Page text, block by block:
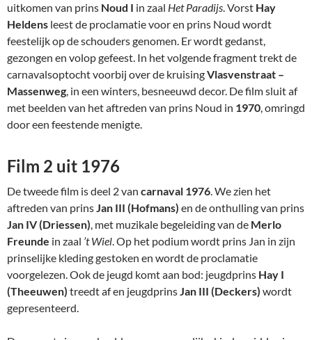
uitkomen van prins Noud I in zaal Het Paradijs. Vorst Hay
Heldens leest de proclamatie voor en prins Noud wordt
feestelijk op de schouders genomen. Er wordt gedanst,
gezongen en volop gefeest. In het volgende fragment trekt de
carnavalsoptocht voorbij over de kruisingVlasvenstraat –
Massenweg, in een winters, besneeuwd decor. De film sluit af
met beelden van het aftreden van prins Noud in 1970, omringd
door een feestende menigte.
Film 2 uit 1976
De tweede film is deel 2 van carnaval 1976. We zien het
aftreden van prinsJan III (Hofmans) en de onthulling van prins
Jan IV (Driessen), met muzikale begeleiding van de Merlo
Freunde in zaal ’t Wiel. Op het podium wordt prins Jan in zijn
prinselijke kleding gestoken en wordt de proclamatie
voorgelezen. Ook de jeugd komt aan bod: jeugdprins Hay I
(Theeuwen) treedt af en jeugdprinsJan III (Deckers) wordt
gepresenteerd.